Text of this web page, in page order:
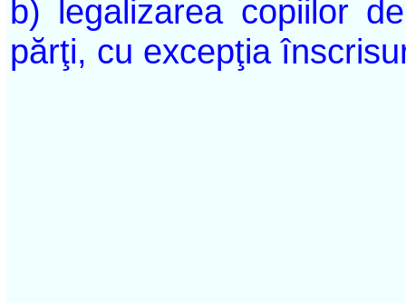
b) legalizarea copiilor
părţi, cu excepţia